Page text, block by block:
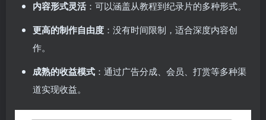
内容形式灵活：可以涵盖从教程到纪录片的多种形式。
更高的制作自由度 ：没有时间限制，适合深度内容创
作。
成熟的收益模式 ：通过广告分成、会员、打赏等多种渠
道实现收益。